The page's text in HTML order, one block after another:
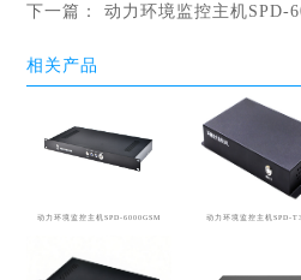
下一篇：动力环境监控主机SPD-
相关产品
动力环境监控主机SPD-6000GSM 动力环境监控主机SPD-